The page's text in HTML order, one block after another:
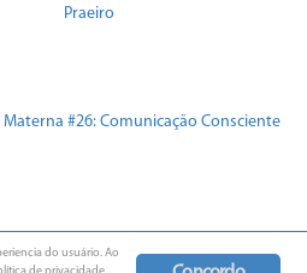
Praeiro
Materna #26: Comunicação Consciente
Todos os Direitos Reservados.
do usuário. Ao